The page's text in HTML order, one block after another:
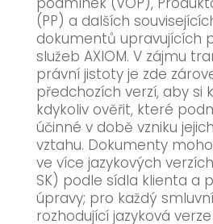
(PP) a dalších
dokumentů upravujících
služeb AXIOM. V zájmu
právní jistoty je zde
předchozích verzí, aby si
kdykoliv ověřit, které
účinné v době vzniku
vztahu. Dokumenty
ve více jazykových
SK) podle sídla klienta a
úpravy; pro každý
rozhodující jazyková